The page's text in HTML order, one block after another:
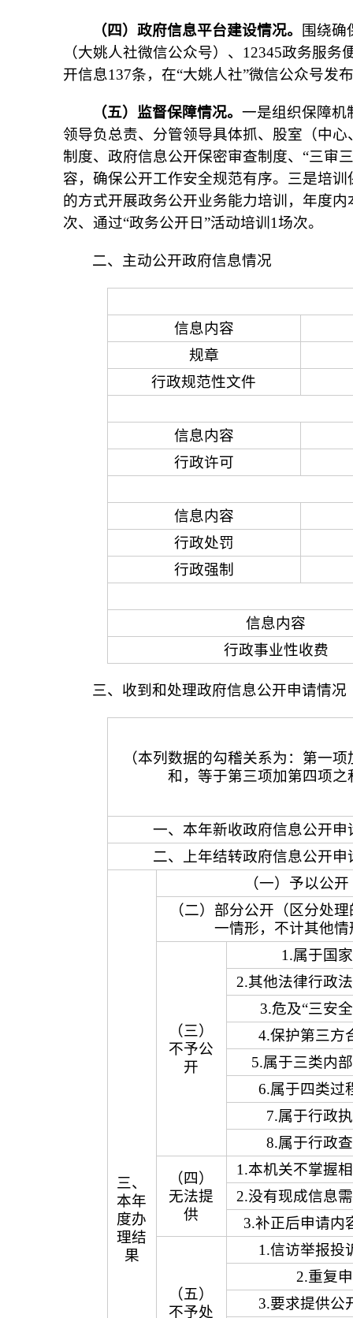
（四）政府信息平台建设情况。
围绕确
（大姚人社微信公众号）、12345政务服
开信息137条，在“大姚人社”微信公众号发
（五）监督保障情况。一是组织保障机
领导负总责、分管领导具体抓、股室（中
制度、政府信息公开保密审查制度、“三审
容，确保公开工作安全规范有序。三是培
的方式开展政务公开业务能力培训，年度
次、通过“政务公开日”活动培训1场次。
二、主动公开政府信息情况
信息内容
规章
行政规范性文件
信息内容
行政许可
信息内容
行政处罚
行政强制
信息内容
行政事业性收费
三、收到和处理政府信息公开申请情况
（本列数据的勾稽关系为：第一
和，等于第三项加第四项之
一、本年新收政府信息公开申
二、上年结转政府信息公开申
三、
本年
度办
理结
果
（一）予以公开
（二）部分公开（区分处
一情形，不计其他情
（三）
不予公
开
1.属于国
2.其他法律行政
3.危及“三安
4.保护第三方
5.属于三类内
6.属于四类过
7.属于行政
8.属于行政
（四）
无法提
供
1.本机关不掌握
2.没有现成信息
3.补正后申请内
（五）
不予处
1.信访举报投
2.重复
3.要求提供公